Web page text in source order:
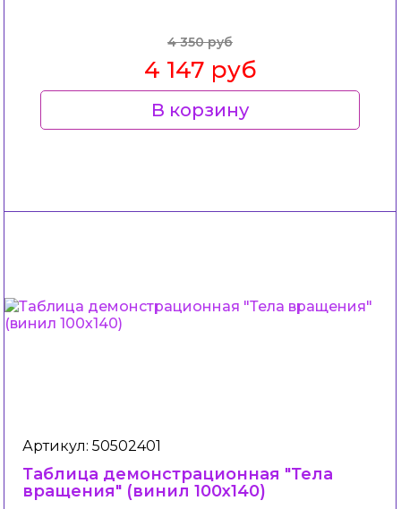
4 350 руб
4 147 руб
В корзину
Артикул: 50502401
Таблица демонстрационная "Тела
вращения" (винил 100х140)